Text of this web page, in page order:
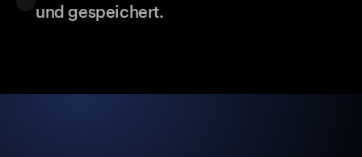
und gespeichert.